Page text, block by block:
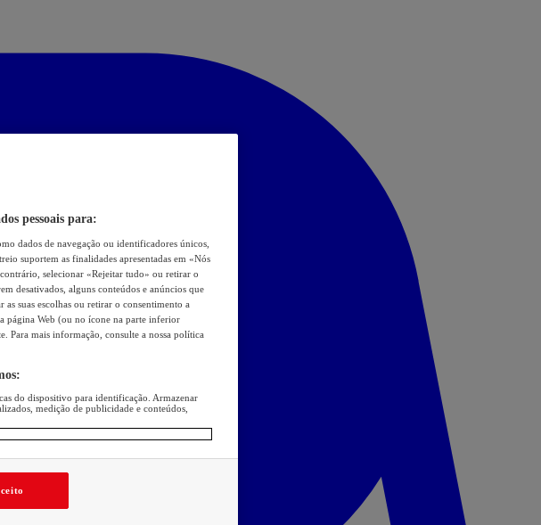
pessoais para:
dados de navegação ou identificadores únicos,
suportem as finalidades apresentadas em «Nós
selecionar «Rejeitar tudo» ou retirar o
desativados, alguns conteúdos e anúncios que
suas escolhas ou retirar o consentimento a
página Web (ou no ícone na parte inferior
Para mais informação, consulte a nossa política
do dispositivo para identificação. Armazenar
medição de publicidade e conteúdos,